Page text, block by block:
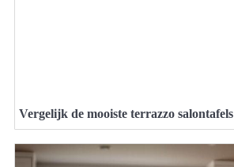
Vergelijk de mooiste terrazzo salontafels